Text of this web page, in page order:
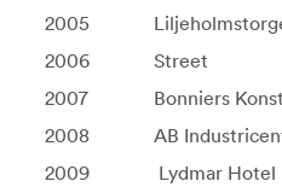
2005
2006
Street
2007
Bonniers
2008
AB
2009
Lydmar Hotel